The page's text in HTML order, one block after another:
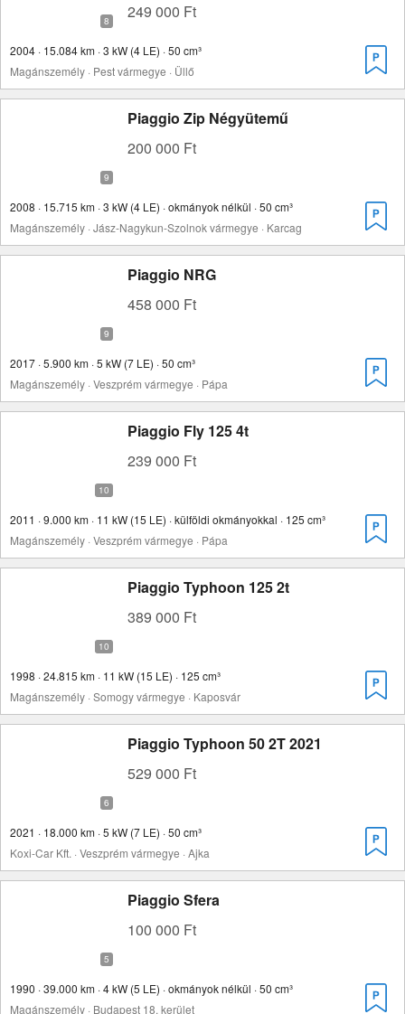
249 000 Ft
2004 · 15.084 km · 3 kW (4 LE) · 50 cm³
Magánszemély · Pest vármegye · Üllő
Piaggio Zip Négyütemű
200 000 Ft
2008 · 15.715 km · 3 kW (4 LE) · okmányok nélkül · 50 cm³
Magánszemély · Jász-Nagykun-Szolnok vármegye · Karcag
Piaggio NRG
458 000 Ft
2017 · 5.900 km · 5 kW (7 LE) · 50 cm³
Magánszemély · Veszprém vármegye · Pápa
Piaggio Fly 125 4t
239 000 Ft
2011 · 9.000 km · 11 kW (15 LE) · külföldi okmányokkal · 125 cm³
Magánszemély · Veszprém vármegye · Pápa
Piaggio Typhoon 125 2t
389 000 Ft
1998 · 24.815 km · 11 kW (15 LE) · 125 cm³
Magánszemély · Somogy vármegye · Kaposvár
Piaggio Typhoon 50 2T 2021
529 000 Ft
2021 · 18.000 km · 5 kW (7 LE) · 50 cm³
Koxi-Car Kft. · Veszprém vármegye · Ajka
Piaggio Sfera
100 000 Ft
1990 · 39.000 km · 4 kW (5 LE) · okmányok nélkül · 50 cm³
Magánszemély · Budapest 18. kerület